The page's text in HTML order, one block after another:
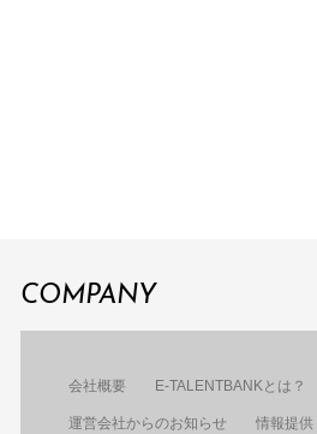
COMPANY
会社概要 E-TALENTBANKとは？
運営会社からのお知らせ 情報提供